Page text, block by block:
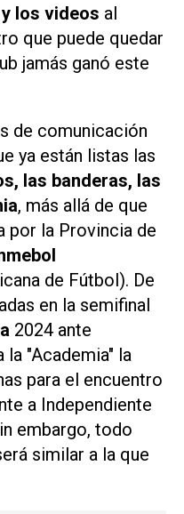
los videos al
que puede quedar
jamás ganó este
de comunicación
ya están listas las
las banderas, las
, más allá de que
por la Provincia de
de Fútbol). De
en la semifinal
2024 ante
la "Academia" la
para el encuentro
a Independiente
embargo, todo
similar a la que